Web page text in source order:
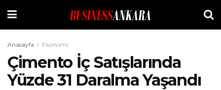
Anasayfa Ekonomi
Çimento İç Satışlarında
Yüzde 31 Daralma Yaşandı